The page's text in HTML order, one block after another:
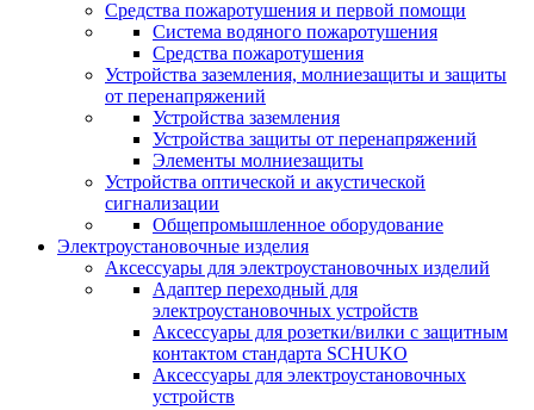
Средства пожаротушения и первой помощи
Система водяного пожаротушения
Средства пожаротушения
Устройства заземления, молниезащиты и защиты
от перенапряжений
Устройства заземления
Устройства защиты от перенапряжений
Элементы молниезащиты
Устройства оптической и акустической
сигнализации
Общепромышленное оборудование
Электроустановочные изделия
Аксессуары для электроустановочных изделий
Адаптер переходный для
электроустановочных устройств
Аксессуары для розетки/вилки с защитным
контактом стандарта SCHUKO
Аксессуары для электроустановочных
устройств